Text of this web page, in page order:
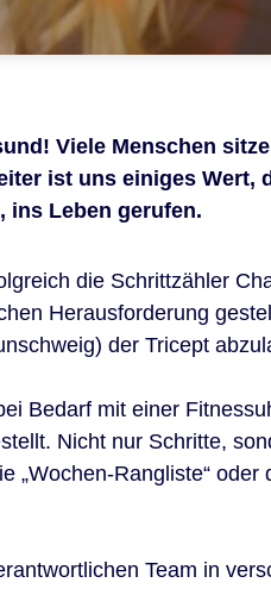
Viele Menschen
ist uns einiges Wert,
ins Leben gerufen.
die Schrittzähler
Herausforderung
der Tricept
Bedarf mit einer
Nicht nur Schritte,
„Wochen-Rangliste“
Team in